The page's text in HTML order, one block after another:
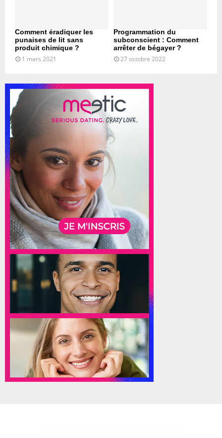
Comment éradiquer les
punaises de lit sans
produit chimique ?
1 mars 2021
Programmation du
subconscient : Comment
arrêter de bégayer ?
27 octobre 2022